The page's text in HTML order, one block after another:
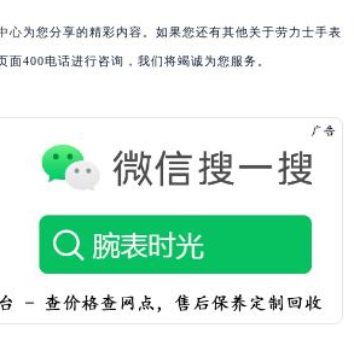
心为您分享的精彩内容。如果您还有其他关于劳力士手表
面400电话进行咨询，我们将竭诚为您服务。